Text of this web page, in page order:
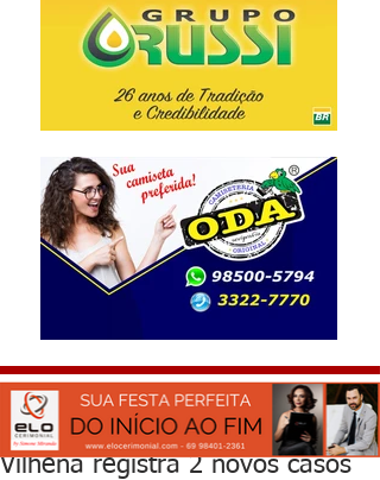
Vilhena registra 2 novos casos